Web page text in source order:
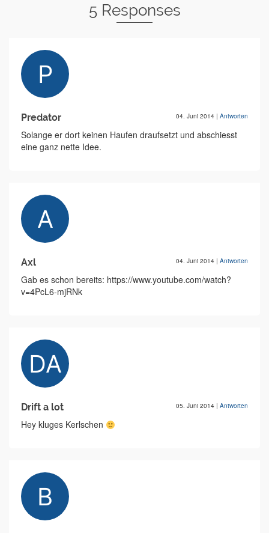
5 Responses
Predator 04. Juni 2014 | Antworten
Solange er dort keinen Haufen draufsetzt und abschiesst
eine ganz nette Idee.
Axl 04. Juni 2014 | Antworten
Gab es schon bereits: https://www.youtube.com/watch?
v=4PcL6-mjRNk
Drift a lot 05. Juni 2014 | Antworten
Hey kluges Kerlschen